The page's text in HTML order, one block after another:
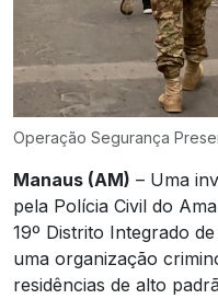
Operação Segurança
Manaus (AM) – Uma
pela Polícia Civil do
19º Distrito Integrado
uma organização
residências de alto